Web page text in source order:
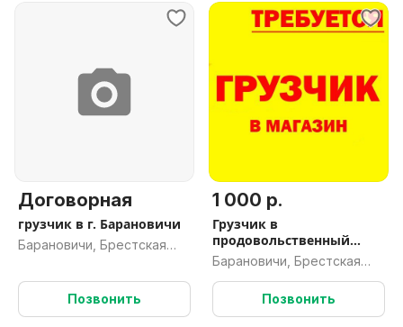
Договорная
грузчик в г. Барановичи
Барановичи, Брестская
Позвонить
1 000 р.
Грузчик в
продовольственный
магазин
Барановичи, Брестская
обл.
Позвонить